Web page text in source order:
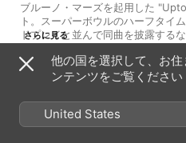
ブルーノ・マーズを起用した
ト。スーパーボウルのハーフタイ
ドプレイと並んで同曲を披露する
の熱狂冷めやらぬ中でリリースさ
ィーヴィー・ワンダーや Tame
ぞれの個性を付け足して新たな化
Kevin Parker 参加曲群における実
さらに見る
Stevie Wonder)
他の国を選択して、お
ンテンツをご覧ください
United States